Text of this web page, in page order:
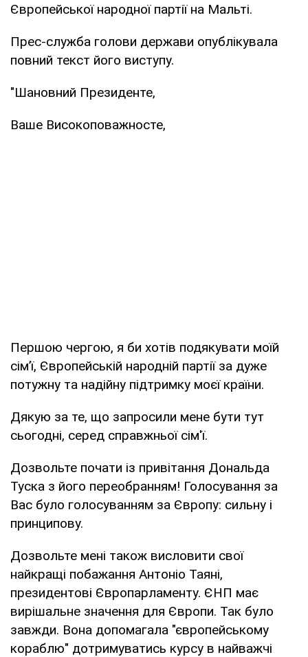
Європейської народної партії на Мальті.
Прес-служба голови держави опублікувала
повний текст його виступу.
"Шановний Президенте,
Ваше Високоповажносте,
Першою чергою, я би хотів подякувати моїй
сім’ї, Європейській народній партії за дуже
потужну та надійну підтримку моєї країни.
Дякую за те, що запросили мене бути тут
сьогодні, серед справжньої сім'ї.
Дозвольте почати із привітання Дональда
Туска з його переобранням! Голосування за
Вас було голосуванням за Європу: сильну і
принципову.
Дозвольте мені також висловити свої
найкращі побажання Антоніо Таяні,
президентові Європарламенту. ЄНП має
вирішальне значення для Європи. Так було
завжди. Вона допомагала "європейському
кораблю" дотримуватись курсу в найважчі